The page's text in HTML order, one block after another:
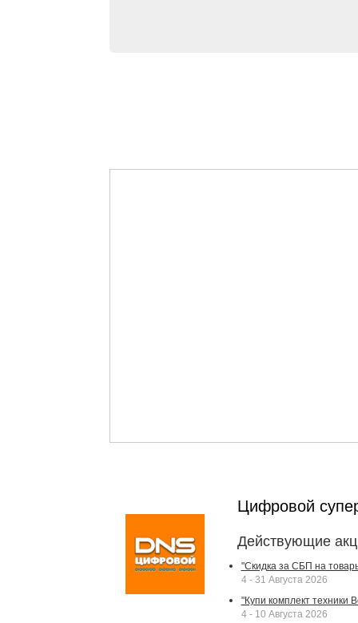
Цифровой
Действующие
"Скидка за СБП на
4 - 31 Августа 2026
"Купи комплект техники
4 - 10 Августа 2026